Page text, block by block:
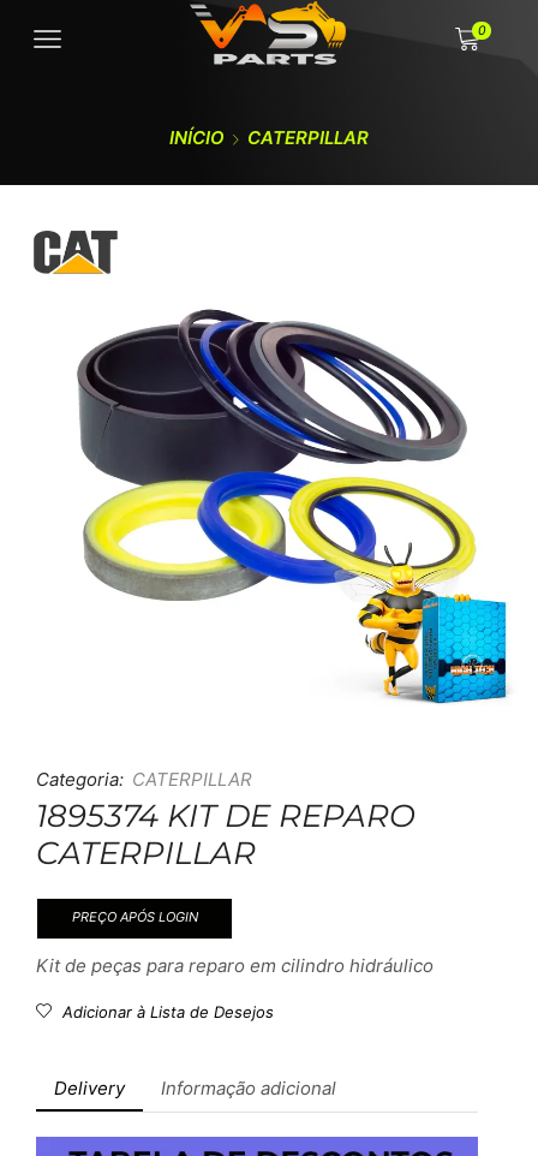
0
INÍCIO CATERPILLAR
Categoria: CATERPILLAR
1895374 KIT DE REPARO
CATERPILLAR
PREÇO APÓS LOGIN
Kit de peças para reparo em cilindro hidráulico
Adicionar à Lista de Desejos
Delivery Informação adicional